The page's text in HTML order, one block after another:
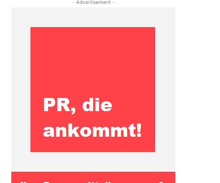
- Advertisement -